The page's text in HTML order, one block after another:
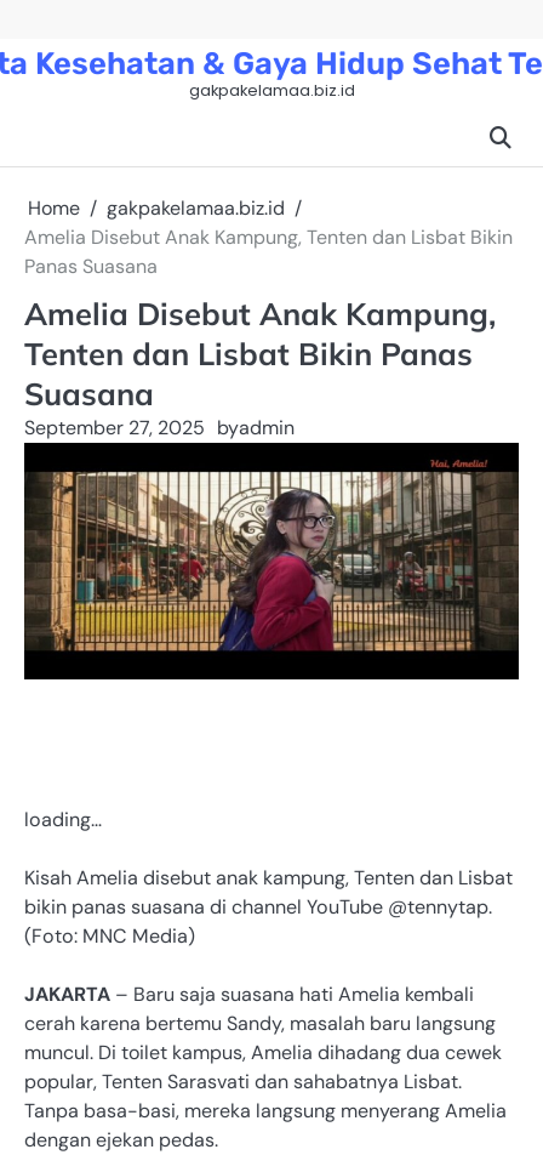
content
Kesehatan & Gaya Hidup Sehat
gakpakelamaa.biz.id
Home
gakpakelamaa.biz.id
Amelia Disebut Anak Kampung, Tenten dan Lisbat Bikin
Panas Suasana
Amelia Disebut Anak Kampung,
Tenten dan Lisbat Bikin Panas
Suasana
September 27, 2025 byadmin
loading…
Kisah Amelia disebut anak kampung, Tenten dan Lisbat
bikin panas suasana di channel YouTube @tennytap.
(Foto: MNC Media)
JAKARTA – Baru saja suasana hati Amelia kembali
cerah karena bertemu Sandy, masalah baru langsung
muncul. Di toilet kampus, Amelia dihadang dua cewek
popular, Tenten Sarasvati dan sahabatnya Lisbat.
Tanpa basa-basi, mereka langsung menyerang Amelia
dengan ejekan pedas.